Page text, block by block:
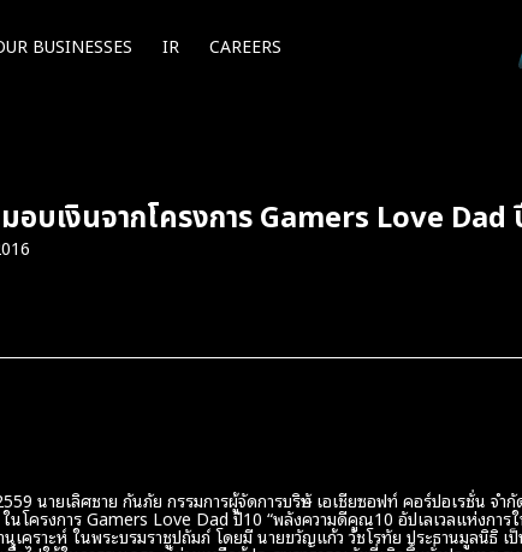
BUSINESSES IR CAREERS
อบเงินจากโครงการ Gamers Love
ยเลิศชาย กันภัย กรรมการผู้จัดการบริษัท เอเชียซอฟท์ คอร์ปอเรชั่น จำกั
ในโครงการ Gamers Love Dad ปี10 “พลังความดีคูณ10 อัปเลเวลแห่งการ
เคราะห์ ในพระบรมราชูปถัมภ์ โดยมี นายขวัญแก้ว วัชโรทัย ประธานมูลนิธิ เ